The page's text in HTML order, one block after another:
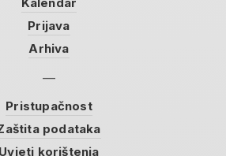
Prijava
Arhiva
Pristupačnost
podataka
Uvjeti korištenja